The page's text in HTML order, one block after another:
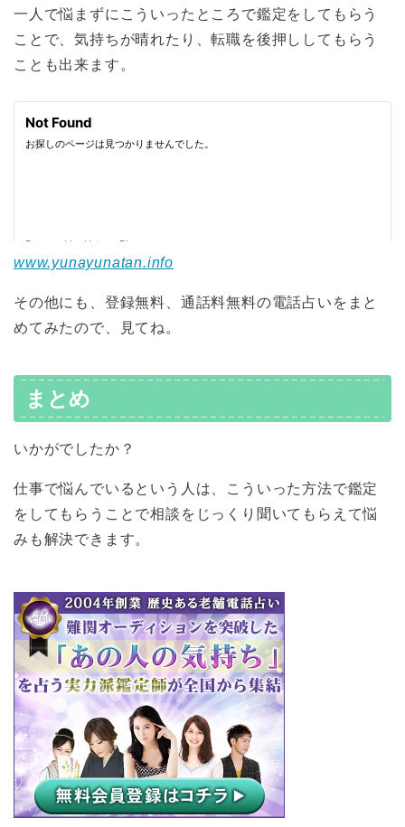
一人で悩まずにこういったところで鑑定をしてもらう
ことで、気持ちが晴れたり、転職を後押ししてもらう
ことも出来ます。
www.yunayunatan.info
その他にも、登録無料、通話料無料の電話占いをまと
めてみたので、見てね。
まとめ
いかがでしたか？
仕事で悩んでいるという人は、こういった方法で鑑定
をしてもらうことで相談をじっくり聞いてもらえて悩
みも解決できます。